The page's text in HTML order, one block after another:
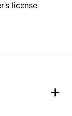
license